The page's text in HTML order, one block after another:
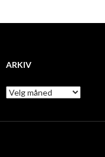
ARKIV
A
r
i